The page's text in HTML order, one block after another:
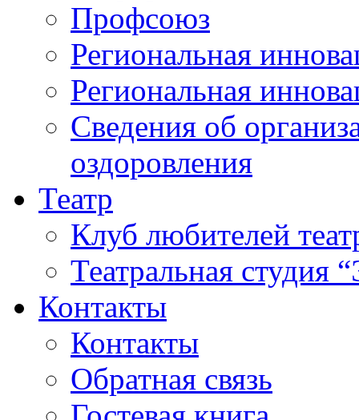
Профсоюз
Региональная
Региональная
Сведения об
оздоровления
Театр
Клуб любителей
Театральная студия
Контакты
Контакты
Обратная связь